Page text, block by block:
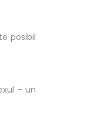
posibil
- un